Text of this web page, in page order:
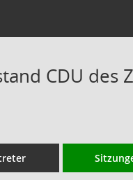
CDU des